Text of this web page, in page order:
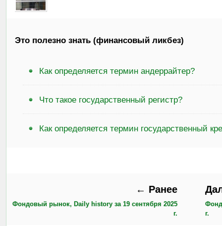
Это полезно знать (финансовый ликбез)
Как определяется термин андеррайтер?
Что такое государственный регистр?
Как определяется термин государственный
← Ранее
Фондовый рынок, Daily history за 19 сентября 2025
г.
г.